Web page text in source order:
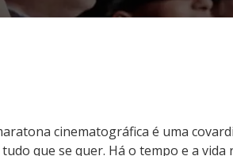
cinematográfica é uma
que se quer. Há o tempo e a vida